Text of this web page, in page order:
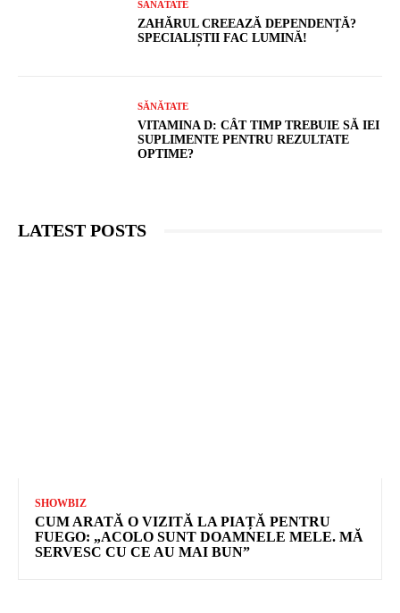
SĂNĂTATE
ZAHĂRUL CREEAZĂ DEPENDENȚĂ?
SPECIALIȘTII FAC LUMINĂ!
SĂNĂTATE
VITAMINA D: CÂT TIMP TREBUIE SĂ IEI
SUPLIMENTE PENTRU REZULTATE
OPTIME?
LATEST POSTS
SHOWBIZ
CUM ARATĂ O VIZITĂ LA PIAȚĂ PENTRU
FUEGO: „ACOLO SUNT DOAMNELE MELE. MĂ
SERVESC CU CE AU MAI BUN”